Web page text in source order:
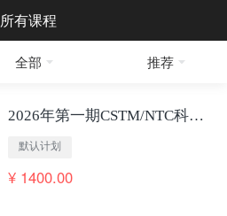
所有课程
全部 推荐
2026年第一期CSTM/NTC科学试验方法标准化 高级人才培训班视频回放
默认计划
¥ 1400.00